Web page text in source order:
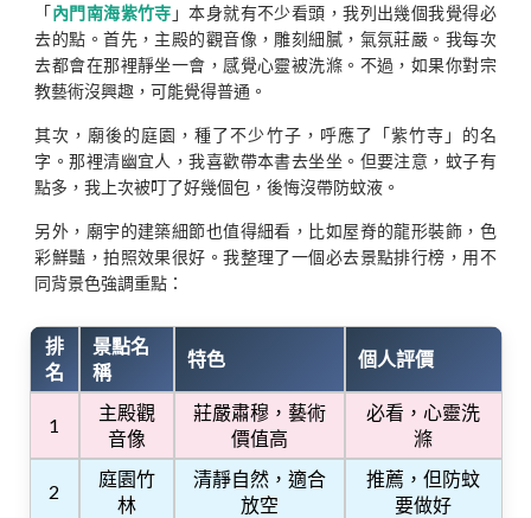
「內門南海紫竹寺 」本身就有不少看頭，我列出幾個我覺得必
去的點。首先，主殿的觀音像，雕刻細膩，氣氛莊嚴。我每次
去都會在那裡靜坐一會，感覺心靈被洗滌。不過，如果你對宗
教藝術沒興趣，可能覺得普通。
其次，廟後的庭園，種了不少竹子，呼應了「紫竹寺」的名
字。那裡清幽宜人，我喜歡帶本書去坐坐。但要注意，蚊子有
點多，我上次被叮了好幾個包，後悔沒帶防蚊液。
另外，廟宇的建築細節也值得細看，比如屋脊的龍形裝飾，色
彩鮮豔，拍照效果很好。我整理了一個必去景點排行榜，用不
同背景色強調重點：
排
名
景點名
稱
特色 個人評價
1
主殿觀
音像
莊嚴肅穆，藝術
價值高
必看，心靈洗
滌
2
庭園竹
林
清靜自然，適合
放空
推薦，但防蚊
要做好